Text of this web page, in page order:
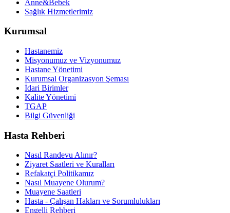
Anne&Bebek
Sağlık Hizmetlerimiz
Kurumsal
Hastanemiz
Misyonumuz ve Vizyonumuz
Hastane Yönetimi
Kurumsal Organizasyon Şeması
İdari Birimler
Kalite Yönetimi
TGAP
Bilgi Güvenliği
Hasta Rehberi
Nasıl Randevu Alınır?
Ziyaret Saatleri ve Kuralları
Refakatçi Politikamız
Nasıl Muayene Olurum?
Muayene Saatleri
Hasta - Çalışan Hakları ve Sorumlulukları
Engelli Rehberi